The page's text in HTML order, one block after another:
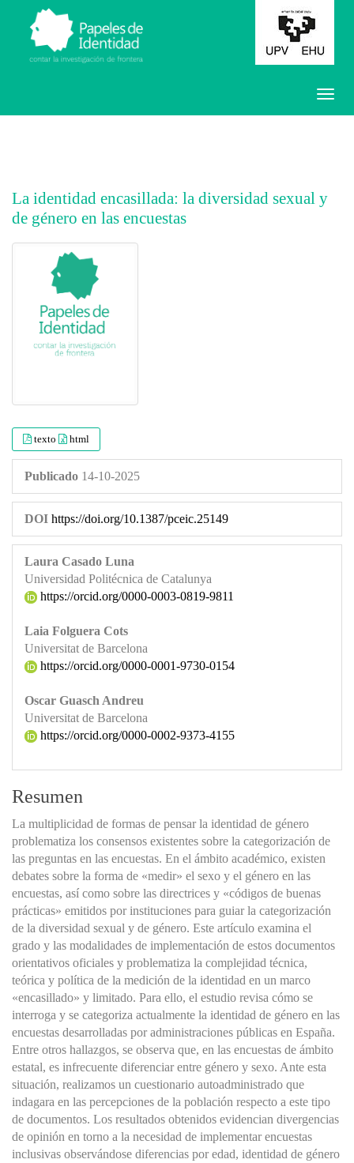
La identidad encasillada: la diversidad sexual y
de género en las encuestas
##plugins.themes.bootstrap3.article.main##
texto html
Publicado 14-10-2025
DOI https://doi.org/10.1387/pceic.25149
Laura Casado Luna
Universidad Politécnica de Catalunya
https://orcid.org/0000-0003-0819-9811
Laia Folguera Cots
Universitat de Barcelona
https://orcid.org/0000-0001-9730-0154
Oscar Guasch Andreu
Universitat de Barcelona
https://orcid.org/0000-0002-9373-4155
Resumen
La multiplicidad de formas de pensar la identidad de género
problematiza los consensos existentes sobre la categorización de
las preguntas en las encuestas. En el ámbito académico, existen
debates sobre la forma de «medir» el sexo y el género en las
encuestas, así como sobre las directrices y «códigos de buenas
prácticas» emitidos por instituciones para guiar la categorización
de la diversidad sexual y de género. Este artículo examina el
grado y las modalidades de implementación de estos documentos
orientativos oficiales y problematiza la complejidad técnica,
teórica y política de la medición de la identidad en un marco
«encasillado» y limitado. Para ello, el estudio revisa cómo se
interroga y se categoriza actualmente la identidad de género en las
encuestas desarrolladas por administraciones públicas en España.
Entre otros hallazgos, se observa que, en las encuestas de ámbito
estatal, es infrecuente diferenciar entre género y sexo. Ante esta
situación, realizamos un cuestionario autoadministrado que
indagara en las percepciones de la población respecto a este tipo
de documentos. Los resultados obtenidos evidencian divergencias
de opinión en torno a la necesidad de implementar encuestas
inclusivas observándose diferencias por edad, identidad de género